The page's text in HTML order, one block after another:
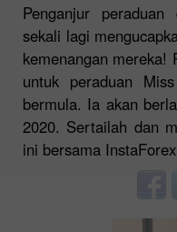
Penganjur
sekali lagi
kemenangan mereka!
untuk peraduan
bermula. Ia akan
2020. Sertailah dan
ini bersama